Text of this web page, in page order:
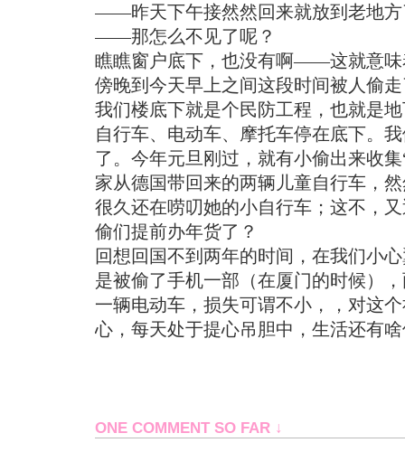
——昨天下午接然然回来就放到老地方
——那怎么不见了呢？
瞧瞧窗户底下，也没有啊——这就意味
傍晚到今天早上之间这段时间被人偷
我们楼底下就是个民防工程，也就是
自行车、电动车、摩托车停在底下。
了。今年元旦刚过，就有小偷出来收
家从德国带回来的两辆儿童自行车，
很久还在唠叨她的小自行车；这不，
偷们提前办年货了？
回想回国不到两年的时间，在我们小
是被偷了手机一部（在厦门的时候）
一辆电动车，损失可谓不小，，对这
心，每天处于提心吊胆中，生活还有
ONE COMMENT SO FAR ↓